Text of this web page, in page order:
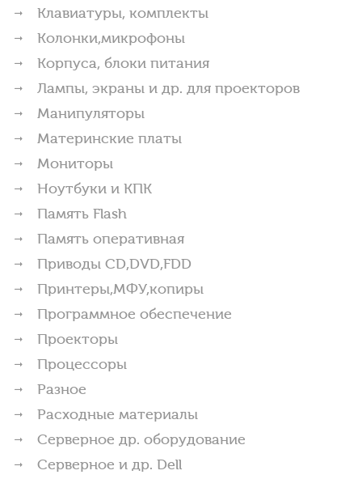
Клавиатуры, комплекты
Колонки,микрофоны
Корпуса, блоки питания
Лампы, экраны и др. для проекторов
Манипуляторы
Материнские платы
Мониторы
Ноутбуки и КПК
Память Flash
Память оперативная
Приводы CD,DVD,FDD
Принтеры,МФУ,копиры
Программное обеспечение
Проекторы
Процессоры
Разное
Расходные материалы
Серверное др. оборудование
Серверное и др. Dell